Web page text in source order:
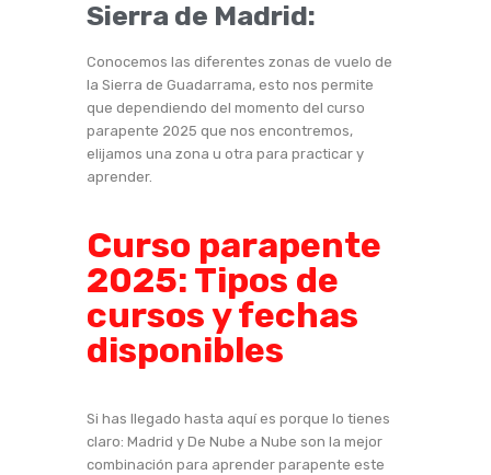
Sierra de Madrid:
Conocemos las diferentes zonas de vuelo de
la Sierra de Guadarrama, esto nos permite
que dependiendo del momento del curso
parapente 2025 que nos encontremos,
elijamos una zona u otra para practicar y
aprender.
Curso parapente
2025: Tipos de
cursos y fechas
disponibles
Si has llegado hasta aquí es porque lo tienes
claro: Madrid y De Nube a Nube son la mejor
combinación para aprender parapente este